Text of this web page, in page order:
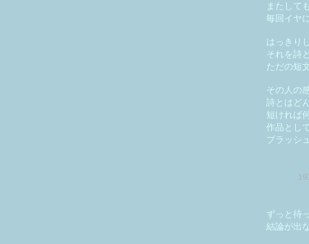
またして
毎回イヤ
はっきり
それを詩
ただの短
その人の
詩とはど
短ければ
作品とし
ブラッシ
ずっと待
結論が出